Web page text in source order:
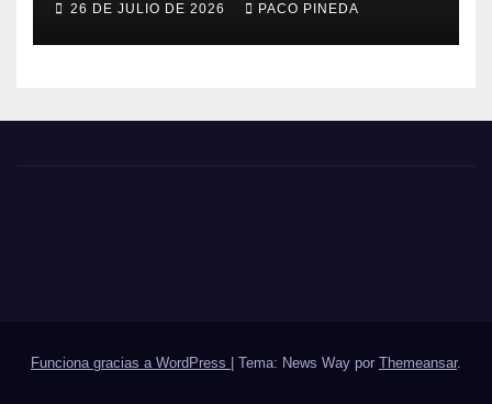
26 DE JULIO DE 2026 PACO PINEDA
Funciona gracias a WordPress Tema: News Way por Themeansar.